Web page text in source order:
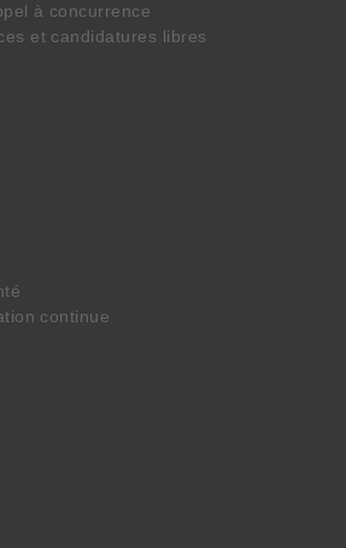
à concurrence
et candidatures libres
continue